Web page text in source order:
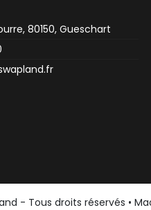
80150, Gueschart
- Tous droits réservés •